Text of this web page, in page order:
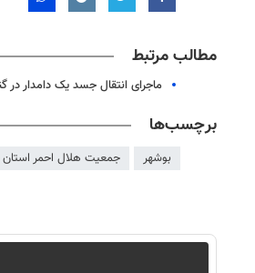
مطالب مرتبط
ماجرای انتقال جسد یک دامدار
برچسب‌ها
بوشهر جمعيت هلال احمر استان